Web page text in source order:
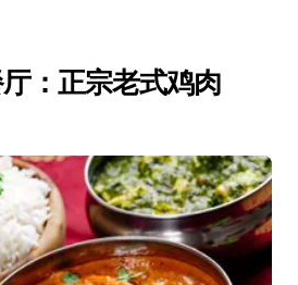
：正宗老式鸡肉